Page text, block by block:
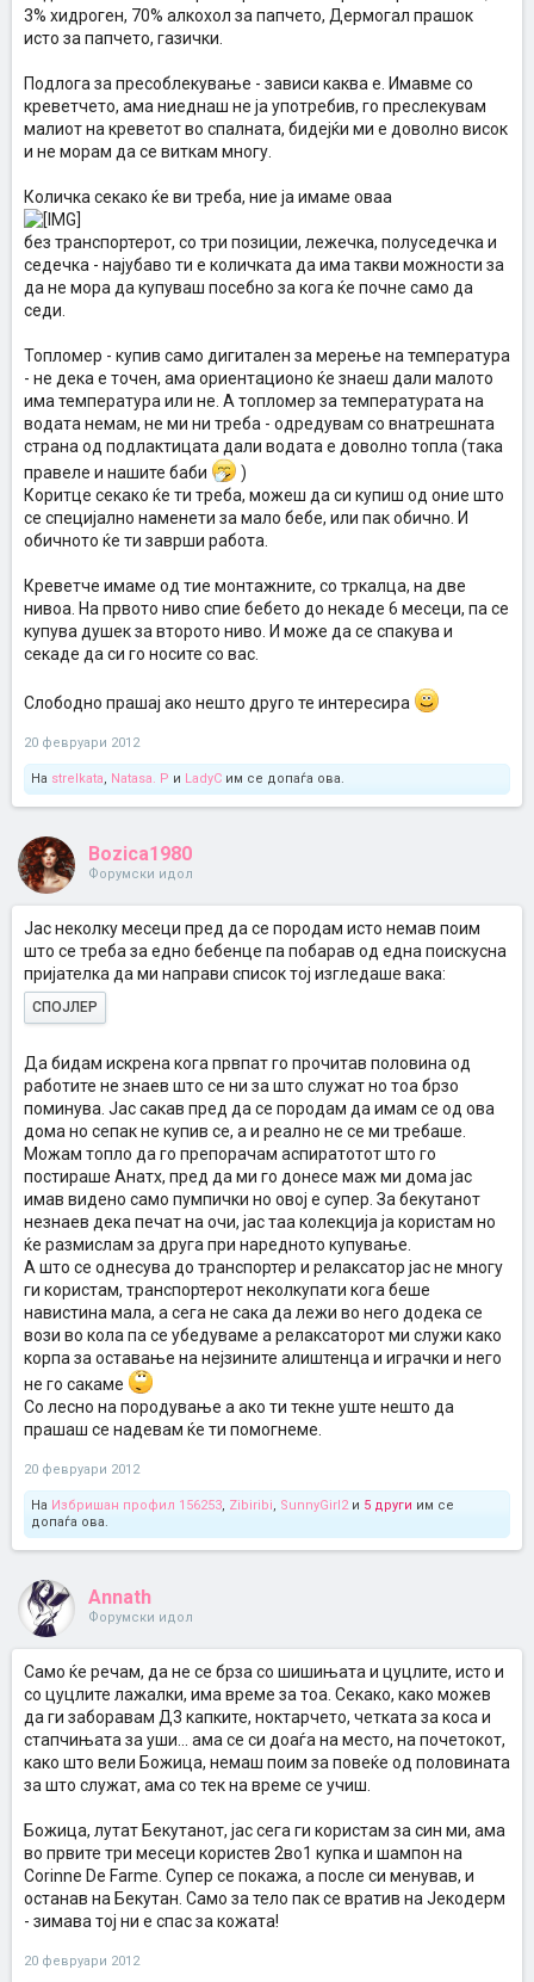
3% хидроген, 70% алкохол за папчето, Дермогал прашок
исто за папчето, газички.
Подлога за пресоблекување - зависи каква е. Имавме со
креветчето, ама ниеднаш не ја употребив, го преслекувам
малиот на креветот во спалната, бидејќи ми е доволно висок
и не морам да се виткам многу.
Количка секако ќе ви треба, ние ја имаме оваа
без транспортерот, со три позиции, лежечка, полуседечка и
седечка - најубаво ти е количката да има такви можности за
да не мора да купуваш посебно за кога ќе почне само да
седи.
Топломер - купив само дигитален за мерење на температура
- не дека е точен, ама ориентационо ќе знаеш дали малото
има температура или не. А топломер за температурата на
водата немам, не ми ни треба - одредувам со внатрешната
страна од подлактицата дали водата е доволно топла (така
правеле и нашите баби
)
Коритце секако ќе ти треба, можеш да си купиш од оние што
се специјално наменети за мало бебе, или пак обично. И
обичното ќе ти заврши работа.
Креветче имаме од тие монтажните, со тркалца, на две
нивоа. На првото ниво спие бебето до некаде 6 месеци, па се
купува душек за второто ниво. И може да се спакува и
секаде да си го носите со вас.
Слободно прашај ако нешто друго те интересира
20 февруари 2012
На strelkata, Natasa. P и LadyC им се допаѓа ова.
Bozica1980
Форумски идол
Јас неколку месеци пред да се породам исто немав поим
што се треба за едно бебенце па побарав од една поискусна
пријателка да ми направи список тој изгледаше вака:
СПОЈЛЕР
Да бидам искрена кога првпат го прочитав половина од
работите не знаев што се ни за што служат но тоа брзо
поминува. Јас сакав пред да се породам да имам се од ова
дома но сепак не купив се, а и реално не се ми требаше.
Можам топло да го препорачам аспиратотот што го
постираше Анатх, пред да ми го донесе маж ми дома јас
имав видено само пумпички но овој е супер. За бекутанот
незнаев дека печат на очи, јас таа колекција ја користам но
ќе размислам за друга при наредното купување.
А што се однесува до транспортер и релаксатор јас не многу
ги користам, транспортерот неколкупати кога беше
навистина мала, а сега не сака да лежи во него додека се
вози во кола па се убедуваме а релаксаторот ми служи како
корпа за оставање на нејзините алиштенца и играчки и него
не го сакаме
Со лесно на породување а ако ти текне уште нешто да
прашаш се надевам ќе ти помогнеме.
20 февруари 2012
На Избришан профил 156253, Zibiribi, SunnyGirl2и 5 други им се
допаѓа ова.
Annath
Форумски идол
Само ќе речам, да не се брза со шишињата и цуцлите, исто и
со цуцлите лажалки, има време за тоа. Секако, како можев
да ги заборавам Д3 капките, ноктарчето, четката за коса и
стапчињата за уши... ама се си доаѓа на место, на почетокот,
како што вели Божица, немаш поим за повеќе од половината
за што служат, ама со тек на време се учиш.
Божица, лутат Бекутанот, јас сега ги користам за син ми, ама
во првите три месеци користев 2во1 купка и шампон на
Corinne De Farme. Супер се покажа, а после си менував, и
останав на Бекутан. Само за тело пак се вратив на Јекодерм
- зимава тој ни е спас за кожата!
20 февруари 2012